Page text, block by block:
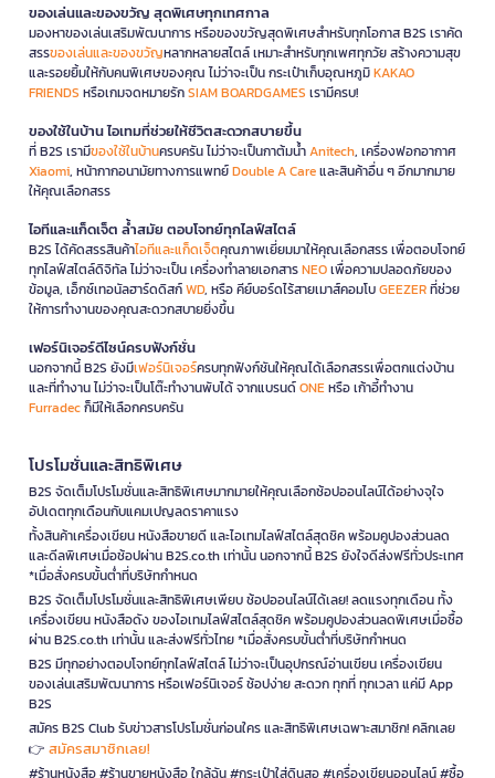
ของเล่นและของขวัญ สุดพิเศษทุกเทศกาล
มองหาของเล่นเสริมพัฒนาการ หรือของขวัญสุดพิเศษสำหรับทุกโอกาส B2S เราคัด
สรรของเล่นและของขวัญหลากหลายสไตล์ เหมาะสำหรับทุกเพศทุกวัย สร้างความสุข
และรอยยิ้มให้กับคนพิเศษของคุณ ไม่ว่าจะเป็น กระเป๋าเก็บอุณหภูมิKAKAO
FRIENDS หรือเกมจดหมายรักSIAM BOARDGAMES เรามีครบ!
ของใช้ในบ้าน ไอเทมที่ช่วยให้ชีวิตสะดวกสบายขึ้น
ที่ B2S เรามีของใช้ในบ้านครบครัน ไม่ว่าจะเป็นกาต้มน้ำAnitech, เครื่องฟอกอากาศ
Xiaomi, หน้ากากอนามัยทางการแพทย์Double A Careและสินค้าอื่น ๆ อีกมากมาย
ให้คุณเลือกสรร
ไอทีและแก็ดเจ็ต ล้ำสมัย ตอบโจทย์ทุกไลฟ์สไตล์
B2S ได้คัดสรรสินค้าไอทีและแก็ดเจ็ตคุณภาพเยี่ยมมาให้คุณเลือกสรร เพื่อตอบโจทย์
ทุกไลฟ์สไตล์ดิจิทัล ไม่ว่าจะเป็น เครื่องทำลายเอกสารNEOเพื่อความปลอดภัยของ
ข้อมูล, เอ็กซ์เทอนัลฮาร์ดดิสก์WD, หรือ คีย์บอร์ดไร้สายเมาส์คอมโบGEEZERที่ช่วย
ให้การทำงานของคุณสะดวกสบายยิ่งขึ้น
เฟอร์นิเจอร์ดีไซน์ครบฟังก์ชั่น
นอกจากนี้ B2S ยังมีเฟอร์นิเจอร์ครบทุกฟังก์ชันให้คุณได้เลือกสรรเพื่อตกแต่งบ้าน
และที่ทำงาน ไม่ว่าจะเป็นโต๊ะทำงานพับได้ จากแบรนด์ONEหรือ เก้าอี้ทำงาน
Furradecก็มีให้เลือกครบครัน
โปรโมชั่นและสิทธิพิเศษ
B2S จัดเต็มโปรโมชั่นและสิทธิพิเศษมากมายให้คุณเลือกช้อปออนไลน์ได้อย่างจุใจ
อัปเดตทุกเดือนกับแคมเปญลดราคาแรง
ทั้งสินค้าเครื่องเขียน หนังสือขายดี และไอเทมไลฟ์สไตล์สุดชิค พร้อมคูปองส่วนลด
และดีลพิเศษเมื่อช้อปผ่าน B2S.co.th เท่านั้น นอกจากนี้ B2S ยังใจดีส่งฟรีทั่วประเทศ
*เมื่อสั่งครบขั้นต่ำที่บริษัทกำหนด
B2S จัดเต็มโปรโมชั่นและสิทธิพิเศษเพียบ ช้อปออนไลน์ได้เลย! ลดแรงทุกเดือน ทั้ง
เครื่องเขียน หนังสือดัง ของไอเทมไลฟ์สไตล์สุดชิค พร้อมคูปองส่วนลดพิเศษเมื่อซื้อ
ผ่าน B2S.co.th เท่านั้น และส่งฟรีทั่วไทย *เมื่อสั่งครบขั้นต่ำที่บริษัทกำหนด
B2S มีทุกอย่างตอบโจทย์ทุกไลฟ์สไตล์ ไม่ว่าจะเป็นอุปกรณ์อ่านเขียน เครื่องเขียน
ของเล่นเสริมพัฒนาการ หรือเฟอร์นิเจอร์ ช้อปง่าย สะดวก ทุกที่ ทุกเวลา แค่มี App
B2S
สมัคร B2S Club รับข่าวสารโปรโมชั่นก่อนใคร และสิทธิพิเศษเฉพาะสมาชิก! คลิกเลย
👉 สมัครสมาชิกเลย!
#ร้านหนังสือ #ร้านขายหนังสือ ใกล้ฉัน #กระเป๋าใส่ดินสอ #เครื่องเขียนออนไลน์ #ซื้อ